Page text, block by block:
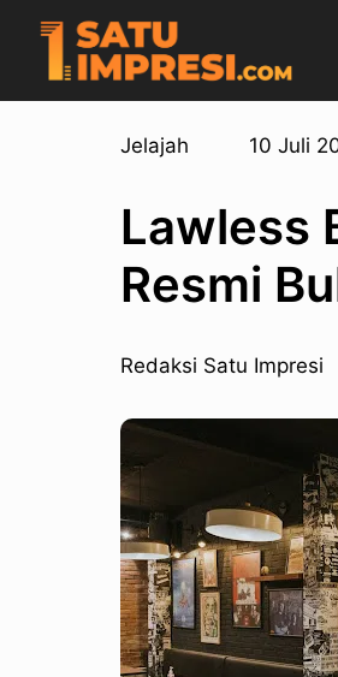
Jelajah 10 Juli
Lawless
Resmi
Redaksi Satu Impresi